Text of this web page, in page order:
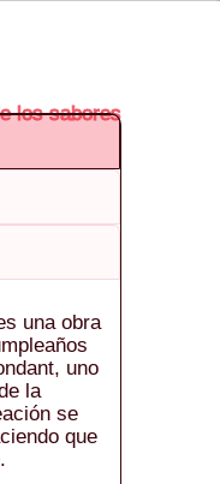
los sabores
una obra
uno
la
se
que